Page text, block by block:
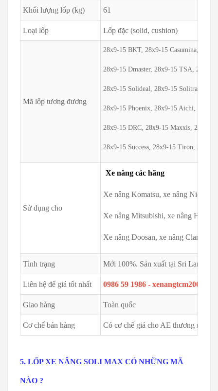
Khối lượng lốp (kg) 61
Loại lốp Lốp đặc (solid, cushion)
Mã lốp tương đương
28x9-15 BKT, 28x9-15 Casumina,
28x9-15 Dmaster, 28x9-15 TSA, 28x9-
28x9-15 Solideal, 28x9-15 Solitrac,
28x9-15 Phoenix, 28x9-15 Aichi, 28x9-
28x9-15 DRC, 28x9-15 Maxxis, 28x9-
28x9-15 Success, 28x9-15 Tiron, 28x9-
Sử dụng cho
Xe nâng các hãng
Xe nâng Komatsu, xe nâng
Xe nâng Mitsubishi, xe nâng
Xe nâng Doosan, xe nâng Clark, xe
Tình trạng Mới 100%. Sản xuất tại Sri Lanka
Liên hệ để giá tốt nhất 0986 59 1986 -
Giao hàng Toàn quốc
Cơ chế bán hàng Có cơ chế giá cho AE thương mại -
5. LỐP XE NÂNG SOLI MAX CÓ NHỮNG MÃ
NÀO ?